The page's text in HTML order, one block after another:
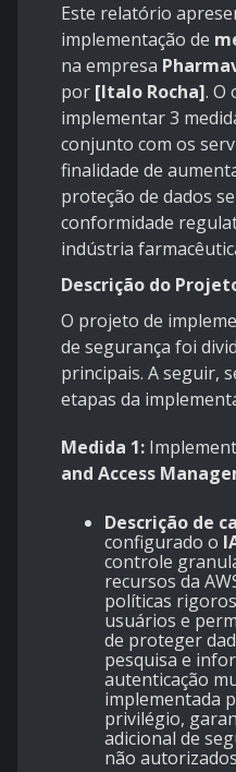
Este relatório
implementação de
na empresa
por [Italo Rocha]. O
implementar 3
conjunto com os
finalidade de
proteção de dados
conformidade
indústria
Descrição do
O projeto de
de segurança foi
principais. A seguir,
etapas da
Medida 1:
and Access
Descrição de
configurado o
controle
recursos da
políticas
usuários e
de proteger
pesquisa e
autenticação
implementada
privilégio,
adicional de
não